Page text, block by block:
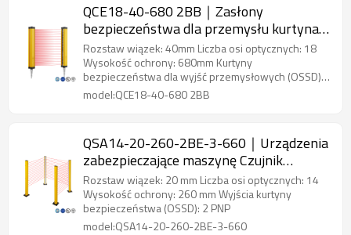
QCE18-40-680 2BB｜Zasłony
bezpieczeństwa dla przemysłu kurtyna
świetlna bezpieczeństwa｜DADISICK
Rozstaw wiązek: 40mm Liczba osi optycznych: 18
Wysokość ochrony: 680mm Kurtyny
bezpieczeństwa dla wyjść przemysłowych (OSSD)2
PNP
model:QCE18-40-680 2BB
QSA14-20-260-2BE-3-660｜Urządzenia
zabezpieczające maszynę Czujnik
bezpieczeństwa obszaru｜DADISICK
Rozstaw wiązek: 20 mm Liczba osi optycznych: 14
Wysokość ochrony: 260 mm Wyjścia kurtyny
bezpieczeństwa (OSSD): 2 PNP
model:QSA14-20-260-2BE-3-660